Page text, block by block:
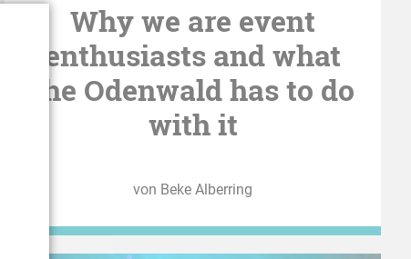
Why we are event
enthusiasts and what
the Odenwald has to do
with it
von Beke Alberring